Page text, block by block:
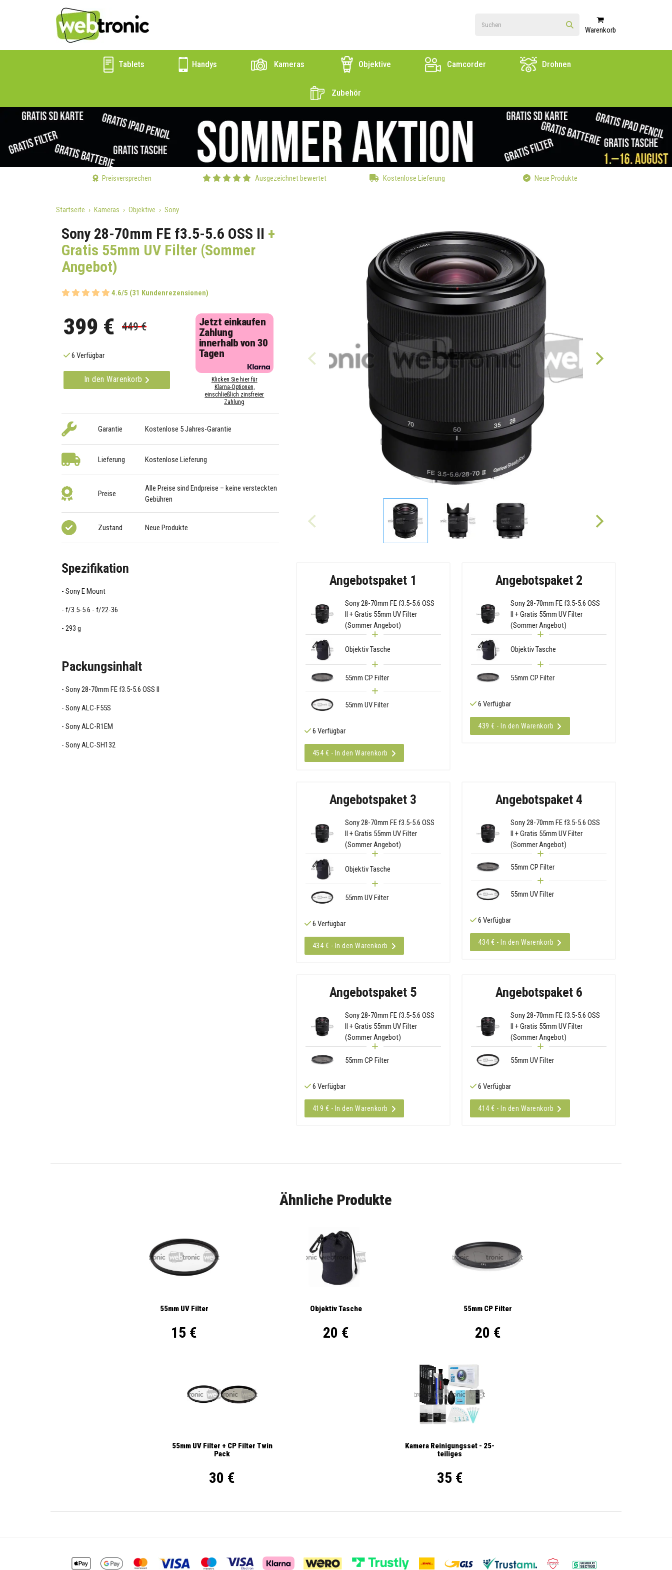
Warenkorb
Tablets Handys Kameras Objektive Camcorder Drohnen
Zubehör
Preisversprechen Ausgezeichnet bewertet Kostenlose Lieferung Neue Produkte
Startseite Kameras Objektive Sony
Sony 28-70mm FE f3.5-5.6 OSS II +
Gratis 55mm UV Filter (Sommer
Angebot)
4.6/5 (31 Kundenrezensionen)
399 € 449 €
6 Verfügbar
In den Warenkorb
Jetzt einkaufen
Zahlung
innerhalb von 30
Tagen
Klicken Sie hier für
Klarna-Optionen,
einschließlich zinsfreier
Zahlung
Garantie Kostenlose 5 Jahres-Garantie
Lieferung Kostenlose Lieferung
Preise
Alle Preise sind Endpreise – keine versteckten
Gebühren
Zustand Neue Produkte
Angebotspaket 1
Sony 28-70mm FE f3.5-5.6 OSS
II + Gratis 55mm UV Filter
(Sommer Angebot)
Objektiv Tasche
55mm CP Filter
55mm UV Filter
6 Verfügbar
454 € - In den Warenkorb
Angebotspaket 2
Sony 28-70mm FE f3.5-5.6 OSS
II + Gratis 55mm UV Filter
(Sommer Angebot)
Objektiv Tasche
55mm CP Filter
6 Verfügbar
439 € - In den Warenkorb
Angebotspaket 3
Sony 28-70mm FE f3.5-5.6 OSS
II + Gratis 55mm UV Filter
(Sommer Angebot)
Objektiv Tasche
55mm UV Filter
6 Verfügbar
434 € - In den Warenkorb
Angebotspaket 4
Sony 28-70mm FE f3.5-5.6 OSS
II + Gratis 55mm UV Filter
(Sommer Angebot)
55mm CP Filter
55mm UV Filter
6 Verfügbar
434 € - In den Warenkorb
Angebotspaket 5
Sony 28-70mm FE f3.5-5.6 OSS
II + Gratis 55mm UV Filter
(Sommer Angebot)
55mm CP Filter
6 Verfügbar
419 € - In den Warenkorb
Angebotspaket 6
Sony 28-70mm FE f3.5-5.6 OSS
II + Gratis 55mm UV Filter
(Sommer Angebot)
55mm UV Filter
6 Verfügbar
414 € - In den Warenkorb
Spezifikation
Sony E Mount
f/3.5-5.6 - f/22-36
293 g
Packungsinhalt
Sony 28-70mm FE f3.5-5.6 OSS II
Sony ALC-F55S
Sony ALC-R1EM
Sony ALC-SH132
Ähnliche Produkte
55mm UV Filter
15 €
Objektiv Tasche
20 €
55mm CP Filter
20 €
55mm UV Filter + CP Filter Twin
Pack
30 €
Kamera Reinigungsset - 25-
teiliges
35 €